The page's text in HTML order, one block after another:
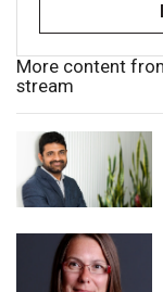
More content
stream